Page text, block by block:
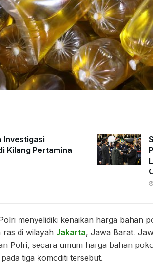
Investigasi
Kilang Pertamina
menyelidiki kenaikan harga bahan
di wilayah Jakarta, Jawa Barat,
Polri, secara umum harga bahan
tiga komoditi tersebut.